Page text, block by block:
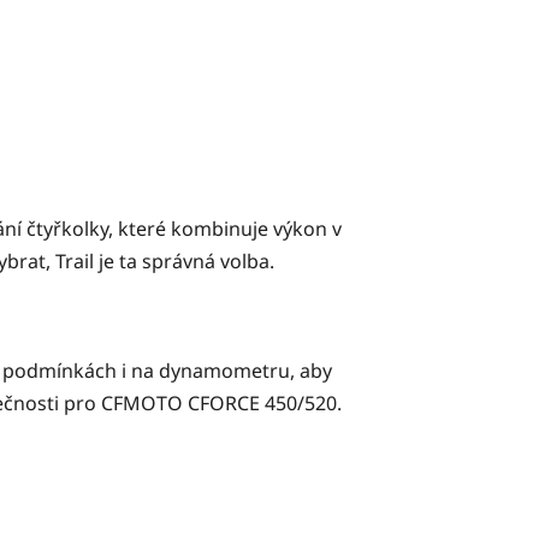
čtyřkolky, které kombinuje výkon v
Trail je ta správná volba.
i na dynamometru, aby
pro CFMOTO CFORCE 450/520.